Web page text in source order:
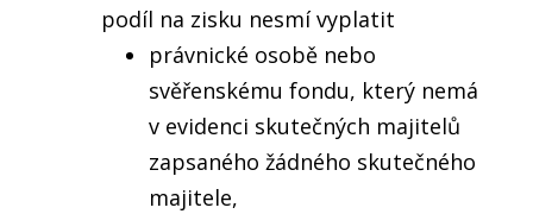
podíl na zisku nesmí vyplatit
právnické osobě nebo
svěřenskému fondu, který nemá
v evidenci skutečných majitelů
zapsaného žádného skutečného
majitele,